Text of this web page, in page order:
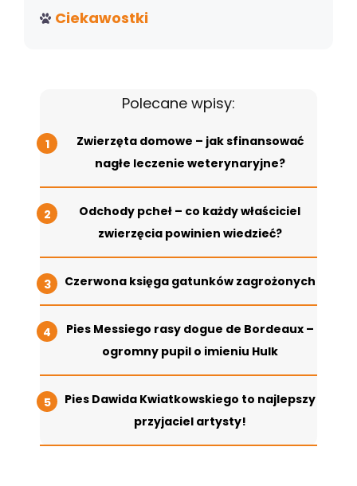
Ciekawostki
Polecane wpisy:
Zwierzęta domowe – jak sfinansować
nagłe leczenie weterynaryjne?
Odchody pcheł – co każdy właściciel
zwierzęcia powinien wiedzieć?
Czerwona księga gatunków zagrożonych
Pies Messiego rasy dogue de Bordeaux –
ogromny pupil o imieniu Hulk
Pies Dawida Kwiatkowskiego to najlepszy
przyjaciel artysty!